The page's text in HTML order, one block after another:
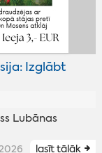
Izglābt
Lubānas
lasīt tālāk